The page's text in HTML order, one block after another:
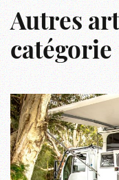
Autres
catégorie